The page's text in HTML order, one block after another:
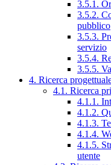
3.5.1.
3.5.2.
pubblico
3.5.3.
servizio
3.5.4.
3.5.5.
4. Ricerca
4.1. Ricerca
4.1.1.
4.1.2.
4.1.3.
4.1.4.
4.1.5.
utente